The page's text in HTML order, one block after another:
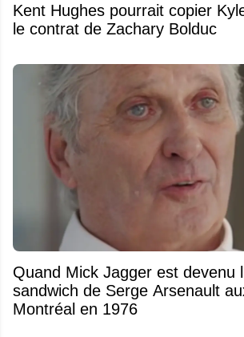
Kent Hughes pourrait copier
le contrat de Zachary Bolduc
Quand Mick Jagger est devenu
sandwich de Serge Arsenault
Montréal en 1976